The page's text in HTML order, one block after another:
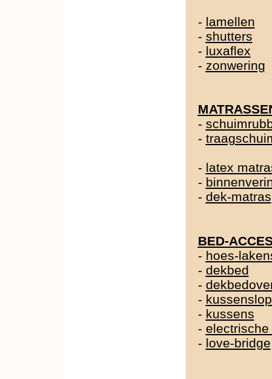
- lamellen
- shutters
- luxaflex
- zonwering
-
-
- latex
-
- dek-matras
BED-
- hoes-
- dekbed
-
-
- kussens
-
- love-bridge